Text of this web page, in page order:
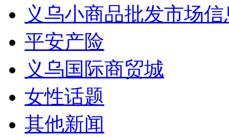
义乌小商品批发市场
平安产险
义乌国际商贸城
女性话题
其他新闻